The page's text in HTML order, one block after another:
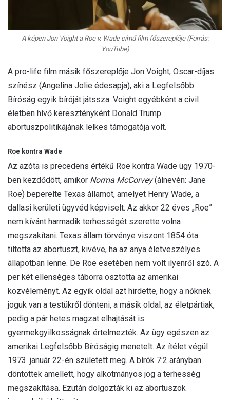
A képen Jon Voight a Roe v. Wade című film főszereplője (Forrás:
YouTube)
A pro-life film másik főszereplője Jon Voight, Oscar-díjas
színész (Angelina Jolie édesapja), aki a Legfelsőbb
Bíróság egyik bíróját játssza. Voight egyébként a civil
életben hívő keresztényként Donald Trump
abortuszpolitikájának lelkes támogatója volt.
Roe kontra Wade
Az azóta is precedens értékű Roe kontra Wade ügy 1970-
ben kezdődött, amikor Norma McCorvey(álnevén: Jane
Roe) beperelte Texas államot, amelyet Henry Wade, a
dallasi kerületi ügyvéd képviselt. Az akkor 22 éves „Roe”
nem kívánt harmadik terhességét szerette volna
megszakítani. Texas állam törvénye viszont 1854 óta
tiltotta az abortuszt, kivéve, ha az anya életveszélyes
állapotban lenne. De Roe esetében nem volt ilyenről szó. A
per két ellenséges táborra osztotta az amerikai
közvéleményt. Az egyik oldal azt hirdette, hogy a nőknek
joguk van a testükről dönteni, a másik oldal, az életpártiak,
pedig a pár hetes magzat elhajtását is
gyermekgyilkosságnak értelmezték. Az ügy egészen az
amerikai Legfelsőbb Bíróságig menetelt. Az ítélet végül
1973. január 22-én született meg. A bírók 7:2 arányban
döntöttek amellett, hogy alkotmányos jog a terhesség
megszakítása. Ezután dolgozták ki az abortuszok